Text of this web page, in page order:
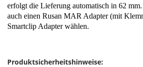
erfolgt die Lieferung automatisch in 62
auch einen Rusan MAR Adapter (mit
Smartclip Adapter wählen.
Produktsicherheitshinweise: